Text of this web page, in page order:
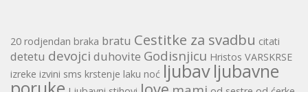
20 rodjendan braka bratu Cestitke za svadbu citati
detetu devojci duhovite Godisnjicu Hristos VARSKRSE
izreke izvini sms krstenje laku noć ljubavljubavne